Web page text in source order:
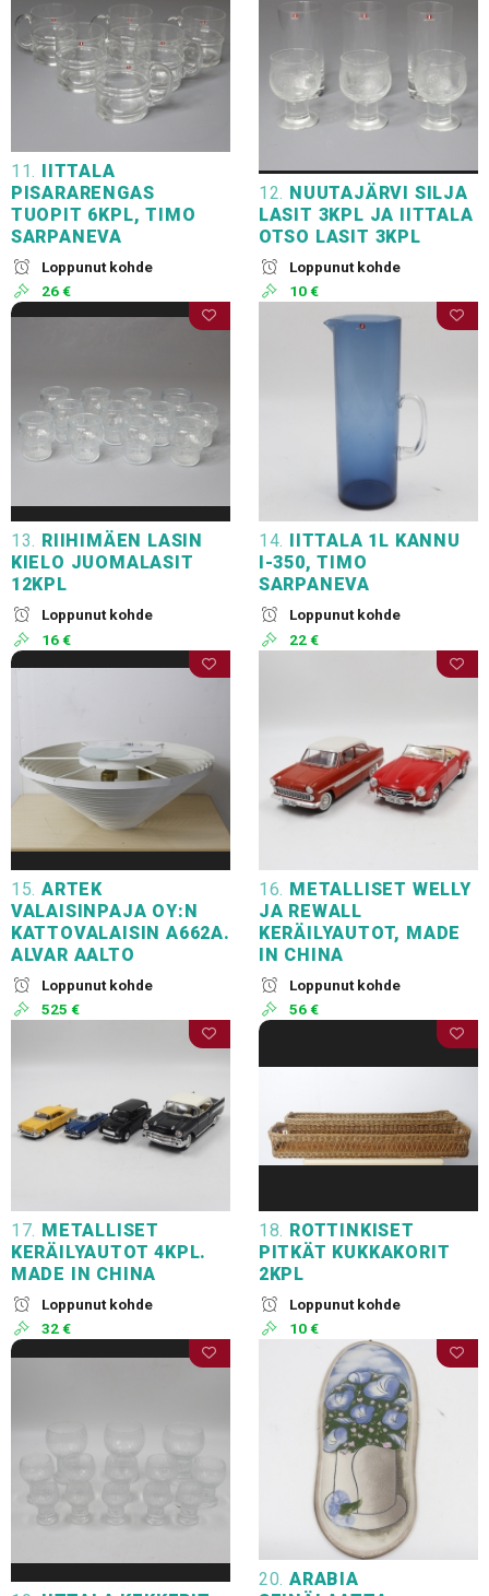
11.
IITTALA
PISARARENGAS
TUOPIT 6KPL, TIMO
SARPANEVA
Loppunut kohde
26 €
12. NUUTAJÄRVI SILJA
LASIT 3KPL JA IITTALA
OTSO LASIT 3KPL
Loppunut kohde
10 €
13. RIIHIMÄEN LASIN
KIELO JUOMALASIT
12KPL
Loppunut kohde
16 €
14.
IITTALA 1L KANNU
I-350, TIMO
SARPANEVA
Loppunut kohde
22 €
15. ARTEK
VALAISINPAJA OY:N
KATTOVALAISIN A662A.
ALVAR AALTO
Loppunut kohde
525 €
16. METALLISET WELLY
JA REWALL
KERÄILYAUTOT, MADE
IN CHINA
Loppunut kohde
56 €
17. METALLISET
KERÄILYAUTOT 4KPL.
MADE IN CHINA
Loppunut kohde
32 €
18. ROTTINKISET
PITKÄT KUKKAKORIT
2KPL
Loppunut kohde
10 €
20. ARABIA